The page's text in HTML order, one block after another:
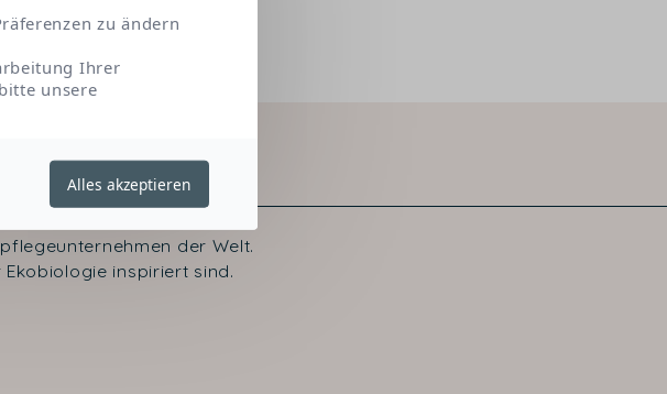
der Welt.
inspiriert sind.
zu ändern
Ihrer
unsere
Alles akzeptieren